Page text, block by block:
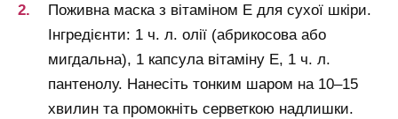
Поживна маска з вітаміном Е для сухої шкіри.
Інгредієнти: 1 ч. л. олії (абрикосова або
мигдальна), 1 капсула вітаміну Е, 1 ч. л.
пантенолу. Нанесіть тонким шаром на 10–15
хвилин та промокніть серветкою надлишки.